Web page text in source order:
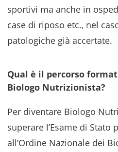
sportivi ma anche in
case di riposo etc., nel
patologiche già accertate.
Qual è il percorso
Biologo Nutrizionista?
Per diventare Biologo
superare l’Esame di Stato
all’Ordine Nazionale dei